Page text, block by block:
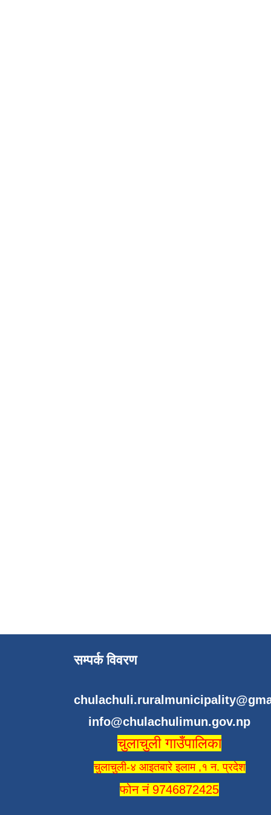
सम्पर्क विवरण
info@chulachulimun.gov.np
चुलाचुली गाउँपालिका
चुलाचुली-४ आइतबारे इलाम ,१ न. प्रदेश
फोन नं 9746872425